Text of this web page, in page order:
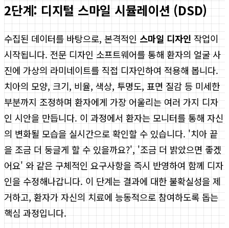
2단계: 디지털 스마일 시뮬레이션 (DSD)
수집된 데이터를 바탕으로, 본격적인 스마일 디자인 작업이
시작됩니다. 전문 디자인 소프트웨어를 통해 환자의 얼굴 사
진에 가상의 라미네이트를 직접 디자인하여 적용해 봅니다.
치아의 모양, 크기, 비율, 색상, 투명도, 표면 질감 등 미세한
부분까지 조정하며 환자에게 가장 어울리는 여러 가지 디자
인 시안을 만듭니다. 이 과정에서 환자는 모니터를 통해 자신
의 변화될 모습을 실시간으로 확인할 수 있습니다. '치아 끝
을 조금 더 둥글게 할 수 있을까요?', '조금 더 밝았으면 좋겠
어요' 와 같은 구체적인 요구사항을 즉시 반영하여 함께 디자
인을 수정해나갑니다. 이 단계는 결과에 대한 불확실성을 제
거하고, 환자가 자신의 치료에 능동적으로 참여하도록 돕는
핵심 과정입니다.